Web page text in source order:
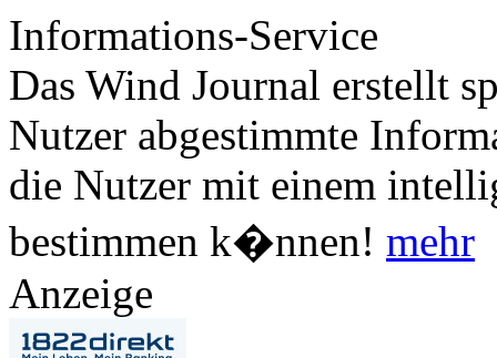
Informations-Service
Das Wind Journal erstellt
Nutzer abgestimmte
die Nutzer mit einem
bestimmen k�nnen! mehr
Anzeige